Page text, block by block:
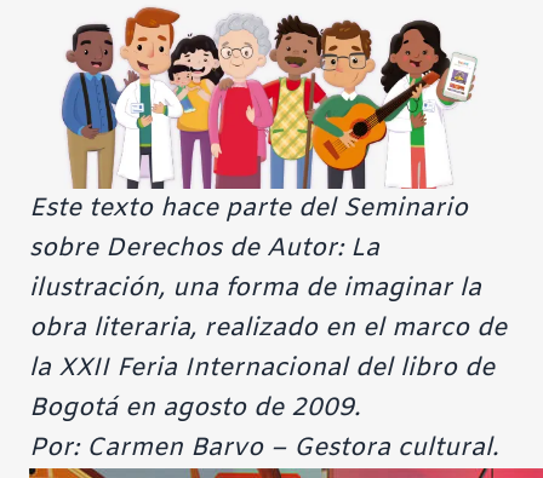
Este texto hace parte del Seminario
sobre Derechos de Autor: La
ilustración, una forma de imaginar la
obra literaria, realizado en el marco de
la XXII Feria Internacional del libro de
Bogotá en agosto de 2009.
Por: Carmen Barvo – Gestora cultural.